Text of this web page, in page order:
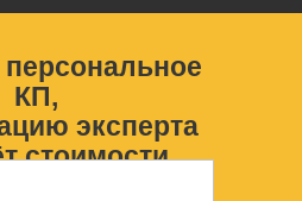
КП,
эксперта
стоимости